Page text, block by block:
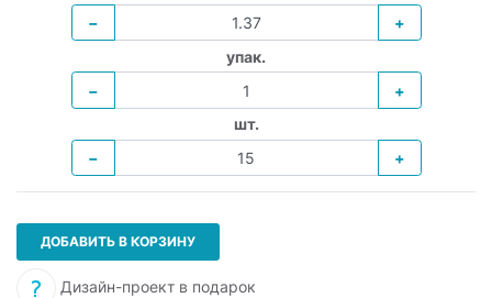
−
+
упак.
−
+
шт.
−
+
ДОБАВИТЬ В КОРЗИНУ
Дизайн-проект в подарок